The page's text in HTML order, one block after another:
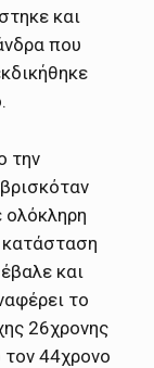
και
που
την
ολόκληρη
κατάσταση
και
το
26χρονης
44χρονο